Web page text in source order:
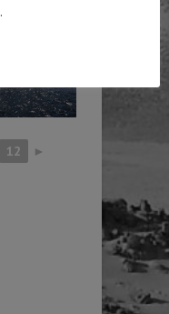
12 ►
.